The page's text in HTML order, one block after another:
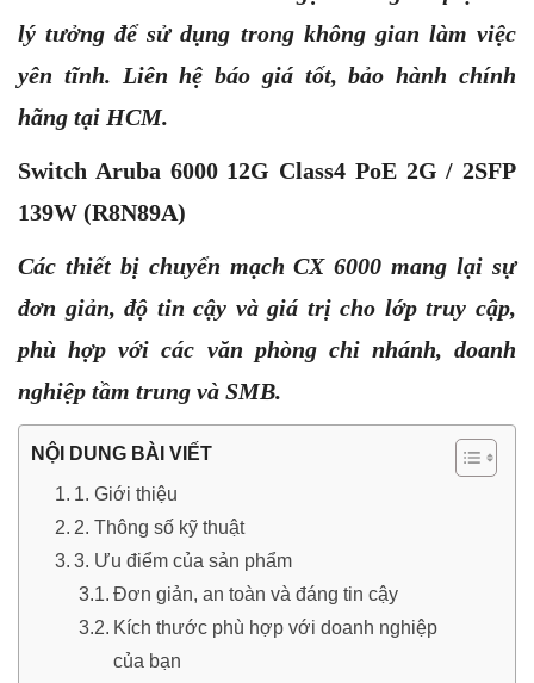
lý tưởng để sử dụng trong không gian làm việc
yên tĩnh. Liên hệ báo giá tốt, bảo hành chính
hãng tại HCM.
Switch Aruba 6000 12G Class4 PoE 2G / 2SFP
139W (R8N89A)
Các thiết bị chuyển mạch CX 6000 mang lại sự
đơn giản, độ tin cậy và giá trị cho lớp truy cập,
phù hợp với các văn phòng chi nhánh, doanh
nghiệp tầm trung và SMB.
NỘI DUNG BÀI VIẾT
1. Giới thiệu
2. Thông số kỹ thuật
3. Ưu điểm của sản phẩm
Đơn giản, an toàn và đáng tin cậy
Kích thước phù hợp với doanh nghiệp
của bạn